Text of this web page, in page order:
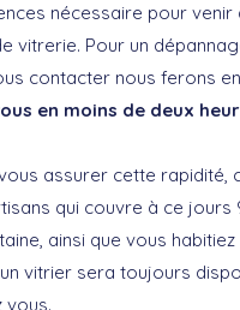
nécessaire pour venir
vitrerie. Pour un
contacter nous ferons
en moins de deux
assurer cette rapidité,
qui couvre à ce jours
ainsi que vous
vitrier sera toujours
vous.